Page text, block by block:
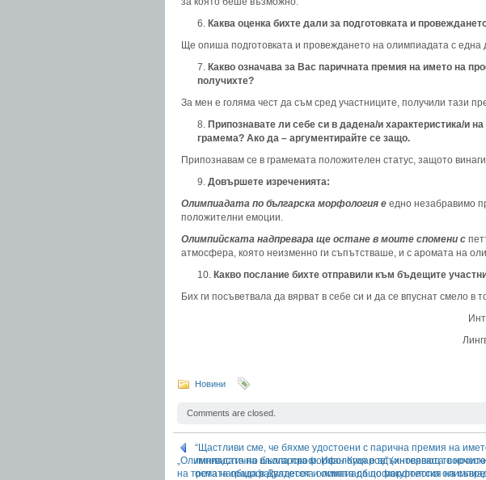
Каква оценка бихте дали за подготовката и
Ще опиша подготовката и провеждането на олимпиадата с една
Какво означава за Вас паричната премия на името на
получихте?
За мен е голяма чест да съм сред участниците, получили тази
Припознавате ли себе си в дадена/и характеристика/и
грамема? Ако да – аргументирайте се защо.
Припознавам се в грамемата положителен статус, защото
Довършете изреченията:
Олимпиадата по българска морфология е едно незабравимо
положителни емоции.
Олимпийската надпревара ще остане в моите спомени с
атмосфера, която неизменно ги съпътстваше, и с аромата на
Какво послание бихте отправили към бъдещите
Бих ги посъветвала да вярват в себе си и да се впуснат смело в
Новини
Comments are closed.
“Щастливи сме, че бяхме удостоени с парична премия на
лингвистична школа проф. Иван Куцаров” (интервюта с
осмата общофакултетска олимпиада по морфология на
„Олимпиадата по българска морфология е вдъхновяващ
на трета награда в Двадесет и осмата общофакултетска